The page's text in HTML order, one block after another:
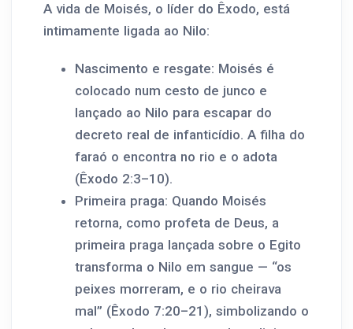
A vida de Moisés, o líder do Êxodo, está
intimamente ligada ao Nilo:
Nascimento e resgate: Moisés é
colocado num cesto de junco e
lançado ao Nilo para escapar do
decreto real de infanticídio. A filha do
faraó o encontra no rio e o adota
(Êxodo 2:3–10).
Primeira praga: Quando Moisés
retorna, como profeta de Deus, a
primeira praga lançada sobre o Egito
transforma o Nilo em sangue — “os
peixes morreram, e o rio cheirava
mal” (Êxodo 7:20–21), simbolizando o